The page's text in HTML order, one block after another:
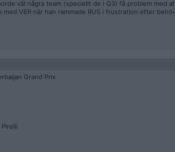
väl några team (speciellt de i Q3) få problem med
VER när han rammade RUS i frustration efter
Grand Prix